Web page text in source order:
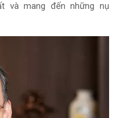
và mang đến những nụ